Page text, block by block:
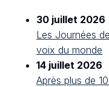
30 juillet 2026
Les Journées
voix du monde
14 juillet 2026
Après plus de